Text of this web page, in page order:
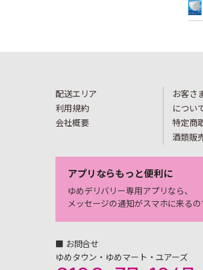
配送エリア
利用規約
会社概要
お客さ
につい
特定商
酒類販
アプリならもっと便利に
ゆめデリバリー専用アプリなら、
メッセージの通知がスマホに来るの
■ お問合せ
ゆめタウン・ゆめマート・ユアーズ